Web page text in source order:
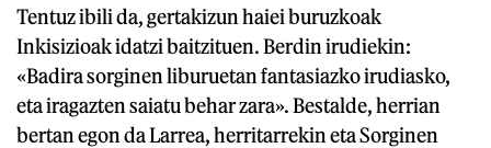
Tentuz ibili da, gertakizun haiei buruzkoak
Inkisizioak idatzi baitzituen. Berdin irudiekin:
«Badira sorginen liburuetan fantasiazko irudiasko,
eta iragazten saiatu behar zara». Bestalde, herrian
bertan egon da Larrea, herritarrekin eta Sorginen